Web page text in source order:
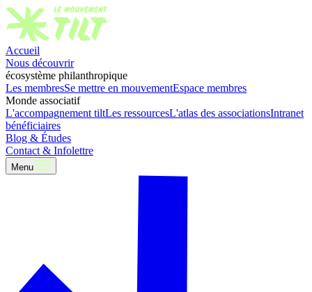
Accueil
Nous découvrir
écosystème philanthropique
Les membresSe mettre en mouvementEspace membres
Monde associatif
L'accompagnement tiltLes ressourcesL'atlas des associationsIntranet
bénéficiaires
Blog & Études
Contact & Infolettre
Menu